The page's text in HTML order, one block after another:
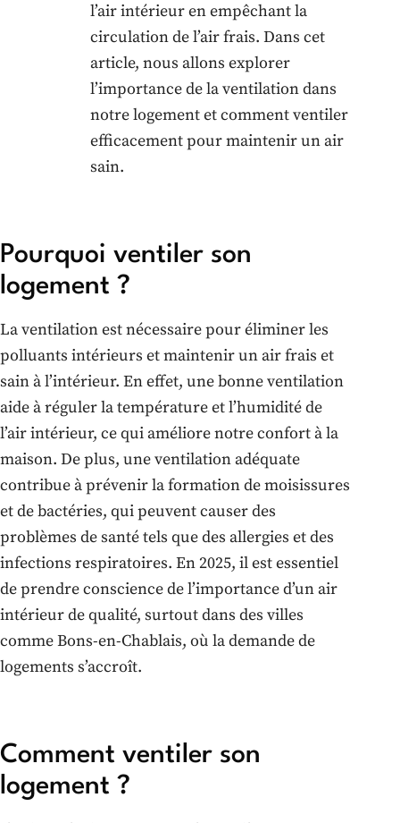
l’air intérieur en empêchant la
circulation de l’air frais. Dans cet
article, nous allons explorer
l’importance de la ventilation dans
notre logement et comment ventiler
efficacement pour maintenir un air
sain.
Pourquoi ventiler son
logement ?
La ventilation est nécessaire pour éliminer les
polluants intérieurs et maintenir un air frais et
sain à l’intérieur. En effet, une bonne ventilation
aide à réguler la température et l’humidité de
l’air intérieur, ce qui améliore notre confort à la
maison. De plus, une ventilation adéquate
contribue à prévenir la formation de moisissures
et de bactéries, qui peuvent causer des
problèmes de santé tels que des allergies et des
infections respiratoires. En 2025, il est essentiel
de prendre conscience de l’importance d’un air
intérieur de qualité, surtout dans des villes
comme Bons-en-Chablais, où la demande de
logements s’accroît.
Comment ventiler son
logement ?